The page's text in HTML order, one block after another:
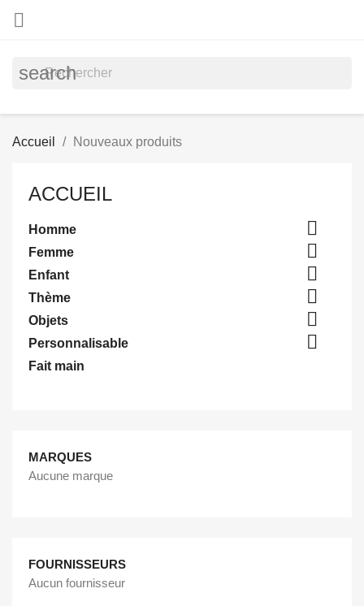

search
Accueil Nouveaux produits
ACCUEIL
Homme 
Femme 
Enfant 
Thème 
Objets 
Personnalisable 
Fait main
MARQUES
Aucune marque
FOURNISSEURS
Aucun fournisseur